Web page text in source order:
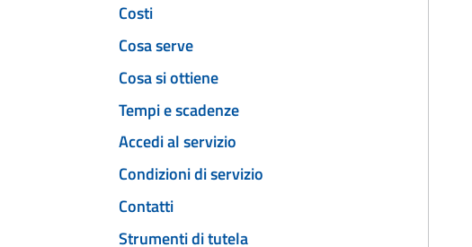
Costi
Cosa serve
Cosa si ottiene
Tempi e scadenze
Accedi al servizio
Condizioni di servizio
Contatti
Strumenti di tutela